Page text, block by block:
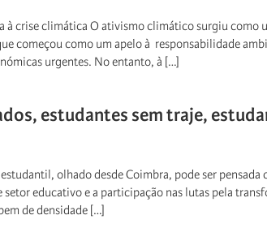
à crise climática O ativismo climático surgiu como
começou como um apelo à responsabilidade
urgentes. No entanto, à […]
estudantes sem traje,
olhado desde Coimbra, pode ser
educativo e a participação nas lutas pela
de densidade […]